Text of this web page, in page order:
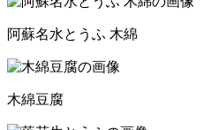
阿蘇名水とうふ 木綿
木綿豆腐